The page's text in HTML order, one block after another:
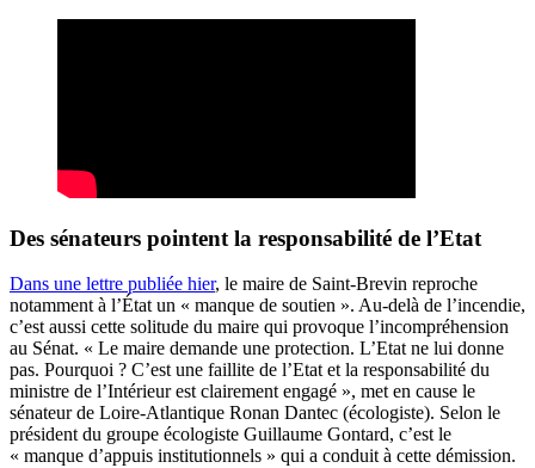
Des sénateurs pointent la responsabilité de l’Etat
Dans une lettre publiée hier, le maire de Saint-Brevin reproche
notamment à l’État un « manque de soutien ». Au-delà de l’incendie,
c’est aussi cette solitude du maire qui provoque l’incompréhension
au Sénat. « Le maire demande une protection. L’Etat ne lui donne
pas. Pourquoi ? C’est une faillite de l’Etat et la responsabilité du
ministre de l’Intérieur est clairement engagé », met en cause le
sénateur de Loire-Atlantique Ronan Dantec (écologiste). Selon le
président du groupe écologiste Guillaume Gontard, c’est le
« manque d’appuis institutionnels » qui a conduit à cette démission.